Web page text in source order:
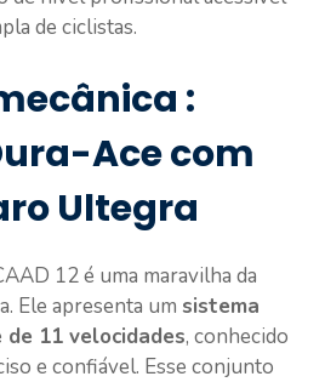
de ciclistas.
:
Ace com
Ultegra
12 é uma maravilha da
Ele apresenta um sistema
de 11 velocidades, conhecido
e confiável. Esse conjunto